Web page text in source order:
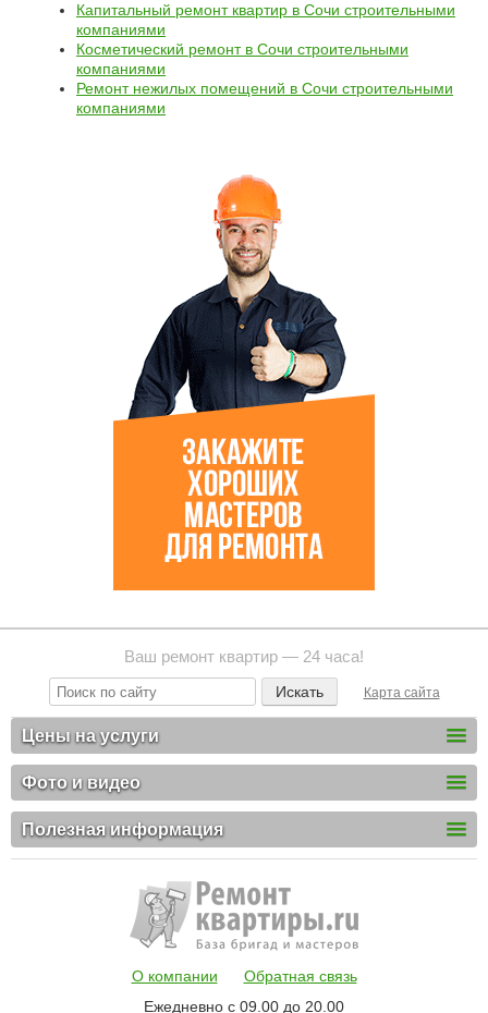
Капитальный ремонт квартир в Сочи строительными
компаниями
Косметический ремонт в Сочи строительными
компаниями
Ремонт нежилых помещений в Сочи строительными
компаниями
Ваш ремонт квартир — 24 часа!
Карта сайта
Цены на услуги
Фото и видео
Полезная информация
О компании
Обратная связь
Ежедневно с 09.00 до 20.00